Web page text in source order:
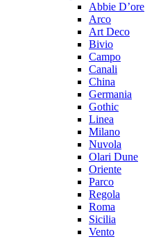
Abbie D’ore
Arco
Art Deco
Bivio
Campo
Canali
China
Germania
Gothic
Linea
Milano
Nuvola
Olari Dune
Oriente
Parco
Regola
Roma
Sicilia
Vento